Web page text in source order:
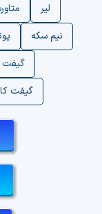
لیر
نیم سکه
گیفت
گیفت